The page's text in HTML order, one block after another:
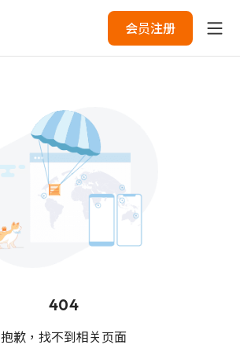
会员注册
404
抱歉，找不到相关页面